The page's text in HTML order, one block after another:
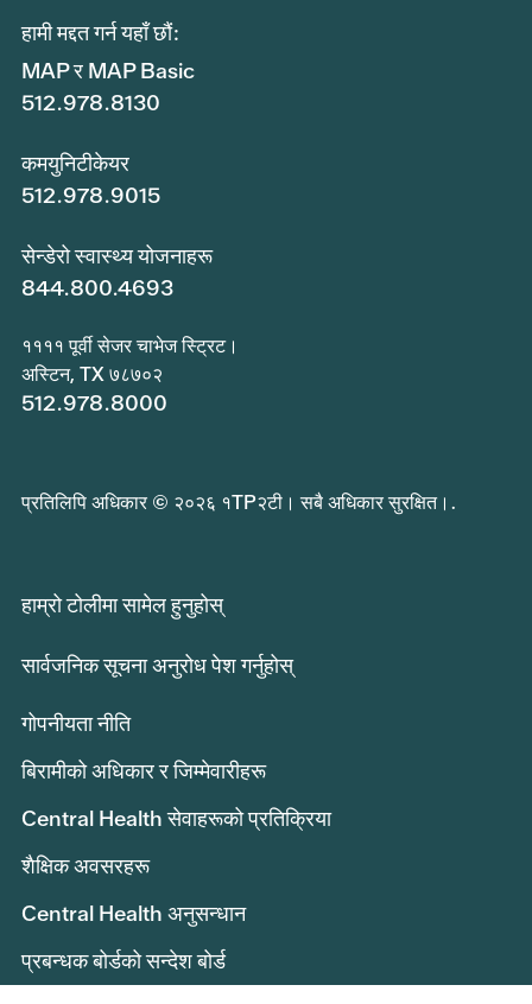
हामी मद्दत गर्न यहाँ छौं:
MAP र MAP Basic
512.978.8130
कमयुनिटीकेयर
512.978.9015
सेन्डेरो स्वास्थ्य योजनाहरू
844.800.4693
११११ पूर्वी सेजर चाभेज स्ट्रिट।
अस्टिन, TX ७८७०२
512.978.8000
प्रतिलिपि अधिकार © २०२६ १TP२टी। सबै अधिकार सुरक्षित।.
हाम्रो टोलीमा सामेल हुनुहोस्
सार्वजनिक सूचना अनुरोध पेश गर्नुहोस्
गोपनीयता नीति
बिरामीको अधिकार र जिम्मेवारीहरू
Central Health सेवाहरूको प्रतिक्रिया
शैक्षिक अवसरहरू
Central Health अनुसन्धान
प्रबन्धक बोर्डको सन्देश बोर्ड